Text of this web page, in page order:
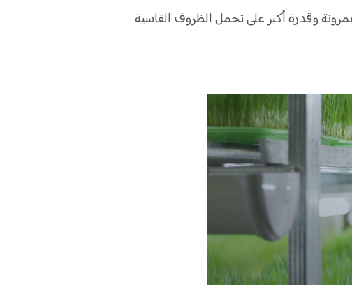
وقدرة أكبر على تحمل الظروف القاسية